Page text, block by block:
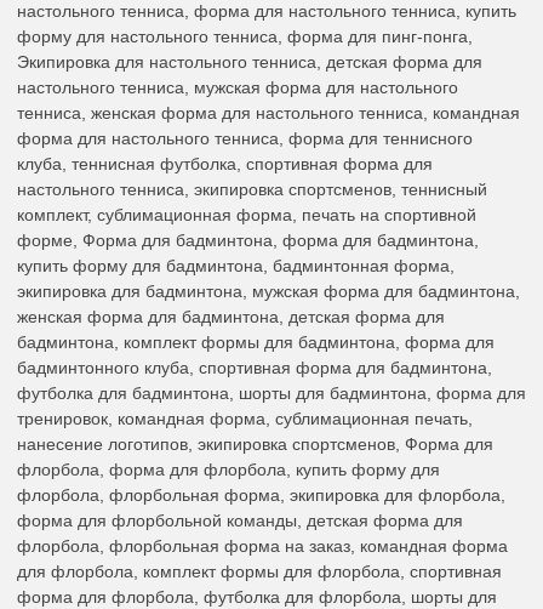
настольного тенниса, форма для настольного тенниса, купить
форму для настольного тенниса, форма для пинг-понга,
Экипировка для настольного тенниса, детская форма для
настольного тенниса, мужская форма для настольного
тенниса, женская форма для настольного тенниса, командная
форма для настольного тенниса, форма для теннисного
клуба, теннисная футболка, спортивная форма для
настольного тенниса, экипировка спортсменов, теннисный
комплект, сублимационная форма, печать на спортивной
форме, Форма для бадминтона, форма для бадминтона,
купить форму для бадминтона, бадминтонная форма,
экипировка для бадминтона, мужская форма для бадминтона,
женская форма для бадминтона, детская форма для
бадминтона, комплект формы для бадминтона, форма для
бадминтонного клуба, спортивная форма для бадминтона,
футболка для бадминтона, шорты для бадминтона, форма для
тренировок, командная форма, сублимационная печать,
нанесение логотипов, экипировка спортсменов, Форма для
флорбола, форма для флорбола, купить форму для
флорбола, флорбольная форма, экипировка для флорбола,
форма для флорбольной команды, детская форма для
флорбола, флорбольная форма на заказ, командная форма
для флорбола, комплект формы для флорбола, спортивная
форма для флорбола, футболка для флорбола, шорты для